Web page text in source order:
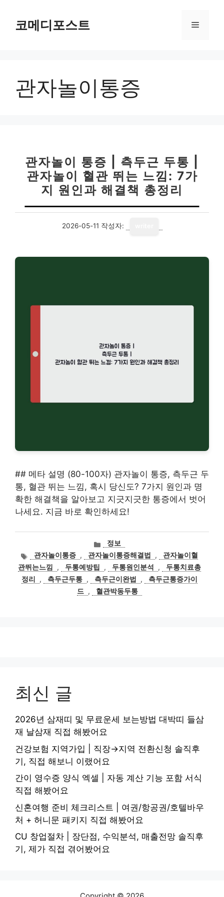
코메디포스트 메
관자놀이통증
관자놀이 통증 | 측두근 두통 |
관자놀이 혈관 뛰는 느낌: 7가
지 원인과 해결책 총정리
2026-05-11 작성자:
## 메타 설명 (80-100자) 관자놀이 통증, 측두근 두
통, 혈관 뛰는 느낌, 혹시 당신도? 7가지 원인과 명
확한 해결책을 알아보고 지긋지긋한 통증에서 벗어
나세요. 지금 바로 확인하세요!
카
테
고
리
정보
태
그
관자놀이통증 , 관자놀이통증해결법 ,
관자놀이혈
관뛰는느낌
, 두통예방팁 , 두통원인분석 ,
두통치료총
정리
, 측두근두통 , 측두근이완법 ,
측두근통증가이
드 , 혈관박동두통
최신 글
2026년 삼재띠 및 무료운세 보는방법 대박띠 들삼
재 날삼재 직접 해봤어요
건강보험 지역가입 | 직장→지역 전환신청 솔직후
기, 직접 해보니 이랬어요
간이 영수증 양식 엑셀 | 자동 계산 기능 포함 서식
직접 해봤어요
신혼여행 준비 체크리스트 | 여권/항공권/호텔바우
처 + 허니문 패키지 직접 해봤어요
CU 창업절차 | 장단점, 수익분석, 매출전망 솔직후
기, 제가 직접 겪어봤어요